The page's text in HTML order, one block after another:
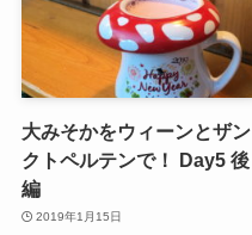
大みそかをウィーンとザン
クトペルテンで！ Day5 後
編
2019年1月15日